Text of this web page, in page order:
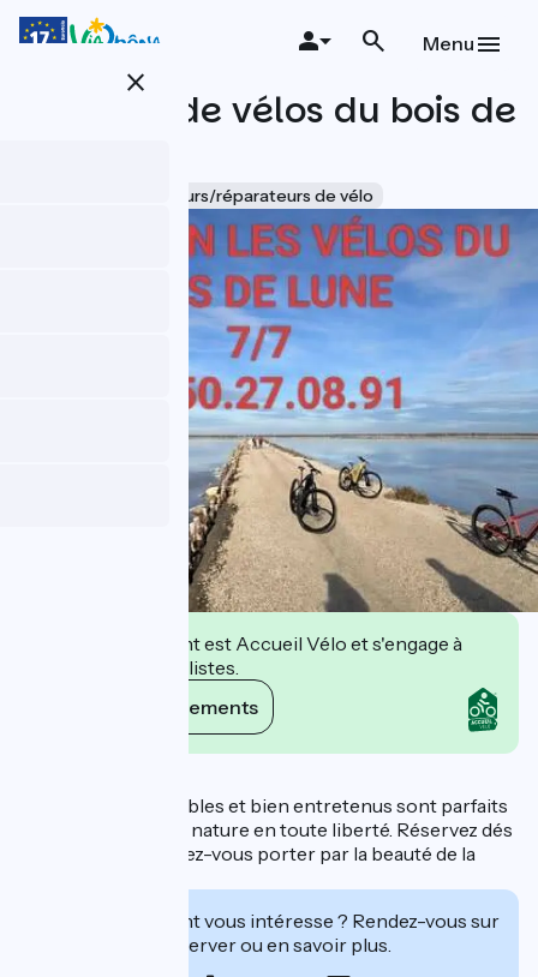
Aller
close
Menu
Location de vélos du bois de
Loueurs/réparateurs de vélo
Cet établissement est Accueil Vélo et s'engage à
accueillir des cyclistes.
Voir ses engagements
Nos vélos confortables et bien entretenus sont parfaits
pour une escapade nature en toute liberté. Réservez dés
maintenant et laissez-vous porter par la beauté de la
Cet établissement vous intéresse ? Rendez-vous sur
leur site pour réserver ou en savoir plus.